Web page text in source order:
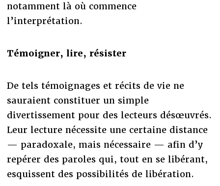
notamment là où commence
l’interprétation.
Témoigner, lire, résister
De tels témoignages et récits de vie ne
sauraient constituer un simple
divertissement pour des lecteurs désœuvrés.
Leur lecture nécessite une certaine distance
— paradoxale, mais nécessaire — afin d’y
repérer des paroles qui, tout en se libérant,
esquissent des possibilités de libération.